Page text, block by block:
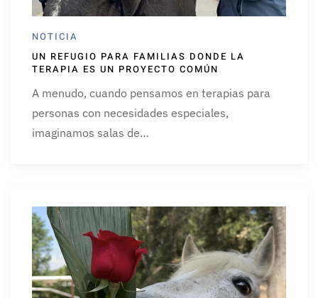
NOTICIA
UN REFUGIO PARA FAMILIAS DONDE LA
TERAPIA ES UN PROYECTO COMÚN
A menudo, cuando pensamos en terapias para
personas con necesidades especiales,
imaginamos salas de…